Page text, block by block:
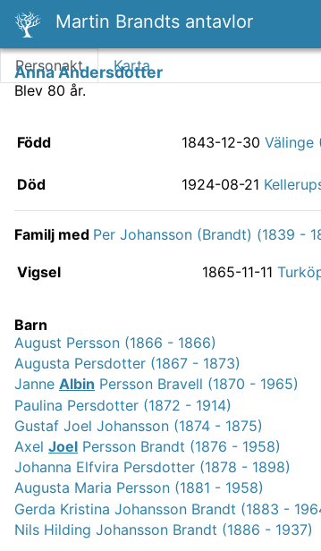
Martin Brandts antavlor
Personakt Karta
Anna Andersdotter
Blev 80 år.
Född 1843-12-30 Välinge
Död
1924-08-21
Familj med Per Johansson (Brandt) (1839 -
Vigsel 1865-11-11
Barn
August Persson (1866 - 1866)
Augusta Persdotter (1867 - 1873)
Janne Albin Persson Bravell (1870 - 1965)
Paulina Persdotter (1872 - 1914)
Gustaf Joel Johansson (1874 - 1875)
Axel Joel Persson Brandt (1876 - 1958)
Johanna Elfvira Persdotter (1878 - 1898)
Augusta Maria Persson (1881 - 1958)
Gerda Kristina Johansson Brandt (1883 -
Nils Hilding Johansson Brandt (1886 - 1937)